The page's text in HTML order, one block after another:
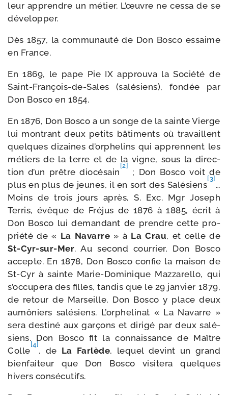
leur apprendre un métier. L’œuvre ne ces­sa de se
développer.
Dès 1857, la com­mu­nau­té de Don Bosco essaime
en France.
En 1869, le pape Pie IX approu­va la Société de
Saint-​François-​de-​Sales (salé­siens), fon­dée par
Don Bosco en 1854.
En 1876, Don Bosco a un songe de la sainte Vierge
lui mon­trant deux petits bâti­ments où tra­vaillent
quelques dizaines d’orphelins qui apprennent les
métiers de la terre et de la vigne, sous la direc­
tion d’un prêtre dio­cé­sain
[2]
; Don Bosco voit de
plus en plus de jeunes, il en sort des Salésiens
[3]
…
Moins de trois jours après, S. Exc. Mgr Joseph
Terris, évêque de Fréjus de 1876 à 1885, écrit à
Don Bosco lui deman­dant de prendre cette pro­
prié­té de « La Navarre » à La Crau, et celle de
St-​Cyr-​sur-​Mer. Au second cour­rier, Don Bosco
accepte. En 1878, Don Bosco confie la mai­son de
St-​Cyr à sainte Marie-​Dominique Mazzarello, qui
s’occupera des filles, tan­dis que le 29 jan­vier 1879,
de retour de Marseille, Don Bosco y place deux
aumô­niers salé­siens. L’orphelinat « La Navarre »
sera des­ti­né aux gar­çons et diri­gé par deux salé­
siens. Don Bosco fit la connais­sance de Maître
Colle
[4]
, de La Farlède, lequel devint un grand
bien­fai­teur que Don Bosco visi­te­ra quelques
hivers consécutifs.